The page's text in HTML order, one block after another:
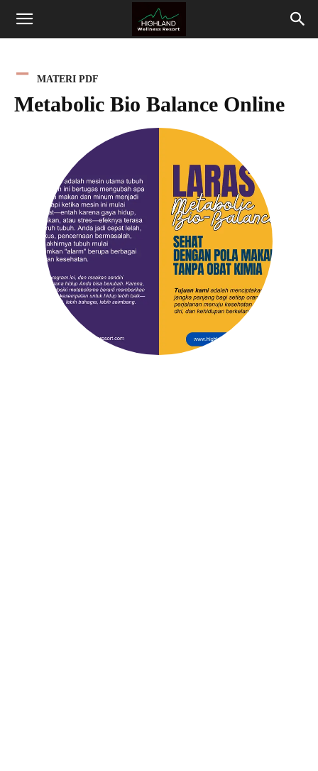
Highland
Resort
MATERI PDF
Metabolic Bio Balance Online